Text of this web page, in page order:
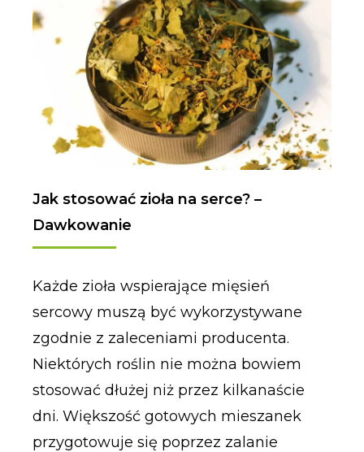
Jak stosować zioła na serce? –
Dawkowanie
Każde zioła wspierające mięsień
sercowy muszą być wykorzystywane
zgodnie z zaleceniami producenta.
Niektórych roślin nie można bowiem
stosować dłużej niż przez kilkanaście
dni. Większość gotowych mieszanek
przygotowuje się poprzez zalanie